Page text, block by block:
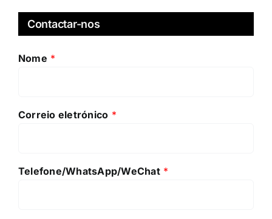
Contactar-nos
Nome *
Correio eletrónico *
Telefone/WhatsApp/WeChat *